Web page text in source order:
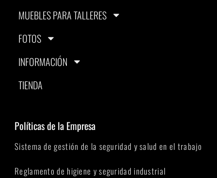
MUEBLES PARA TALLERES
FOTOS
INFORMACIÓN
TIENDA
Políticas de la Empresa
Sistema de gestión de la seguridad y salud en el trabajo
Reglamento de higiene y seguridad industrial